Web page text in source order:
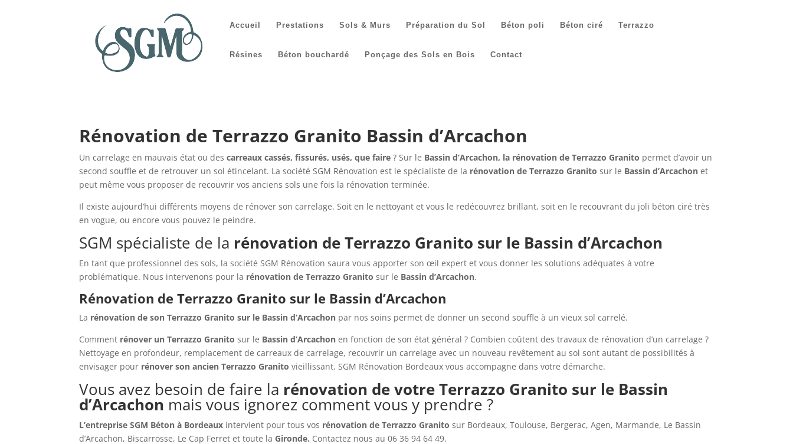
Accueil Prestations Sols & Murs Préparation du Sol Béton poli Béton ciré Terrazzo
Résines Béton bouchardé Ponçage des Sols en Bois Contact
Rénovation de Terrazzo Granito Bassin d’Arcachon
Un carrelage en mauvais état ou descarreaux cassés, fissurés, usés, que faire ? Sur le Bassin d’Arcachon, la rénovation de Terrazzo Granito permet d’avoir un
second souffle et de retrouver un sol étincelant. La société SGM Rénovation est le spécialiste de la rénovation deTerrazzo Granito sur le Bassin d’Arcachon et
peut même vous proposer de recouvrir vos anciens sols une fois la rénovation terminée.
Il existe aujourd’hui différents moyens de rénover son carrelage. Soit en le nettoyant et vous le redécouvrez brillant, soit en le recouvrant du joli béton ciré très
en vogue, ou encore vous pouvez le peindre.
SGM spécialiste de la rénovation deTerrazzo Granito sur le Bassin d’Arcachon
En tant que professionnel des sols, la société SGM Rénovation saura vous apporter son œil expert et vous donner les solutions adéquates à votre
problématique. Nous intervenons pour la rénovation deTerrazzo Granito sur le Bassin d’Arcachon.
Rénovation de Terrazzo Granito sur le Bassin d’Arcachon
La rénovation de son Terrazzo Granito sur le Bassin d’Arcachon par nos soins permet de donner un second souffle à un vieux sol carrelé.
Comment rénover unTerrazzo Granito sur le Bassin d’Arcachon en fonction de son état général ? Combien coûtent des travaux de rénovation d’un carrelage ?
Nettoyage en profondeur, remplacement de carreaux de carrelage, recouvrir un carrelage avec un nouveau revêtement au sol sont autant de possibilités à
envisager pour rénover son ancienTerrazzo Granito vieillissant. SGM Rénovation Bordeaux vous accompagne dans votre démarche.
Vous avez besoin de faire la rénovation de votre Terrazzo Granito sur le Bassin
d’Arcachon mais vous ignorez comment vous y prendre ?
L’entreprise SGM Béton à Bordeaux intervient pour tous vos rénovation de Terrazzo Granitosur Bordeaux, Toulouse, Bergerac, Agen, Marmande, Le Bassin
d’Arcachon, Biscarrosse, Le Cap Ferret et toute la Gironde. Contactez nous au 06 36 94 64 49.